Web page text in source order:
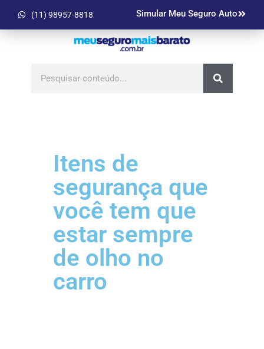
(11) 98957-8818 Simular Meu Seguro Auto
Itens de
segurança que
você tem que
estar sempre
de olho no
carro